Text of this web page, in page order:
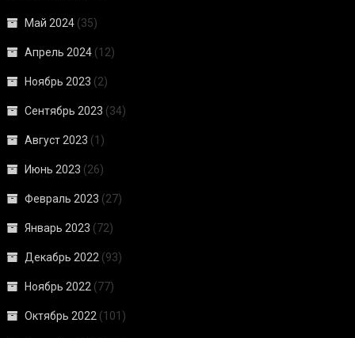
Май 2024 (35)
Апрель 2024 (12)
Ноябрь 2023 (2)
Сентябрь 2023 (34)
Август 2023 (1)
Июнь 2023 (26)
Февраль 2023 (27)
Январь 2023 (72)
Декабрь 2022 (93)
Ноябрь 2022 (77)
Октябрь 2022 (101)